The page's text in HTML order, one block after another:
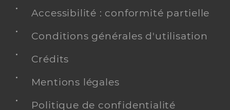
Accessibilité : conformité partielle
Conditions générales d'utilisation
Crédits
Mentions légales
Politique de confidentialité